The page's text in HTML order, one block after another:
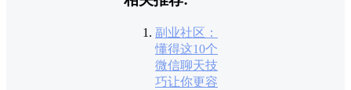
副业社区：
懂得这10个
微信聊天技
巧让你更容